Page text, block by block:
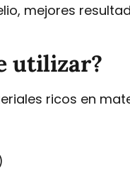
mejores
utilizar?
ricos en